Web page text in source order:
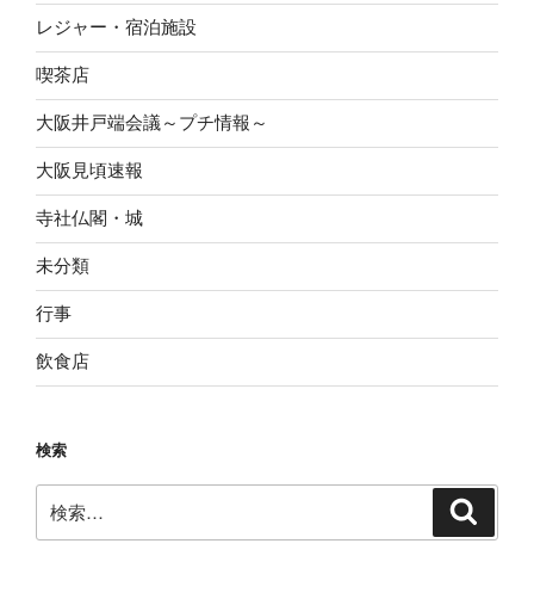
レジャー・宿泊施設
喫茶店
大阪井戸端会議～プチ情報～
大阪見頃速報
寺社仏閣・城
未分類
行事
飲食店
検索
索: